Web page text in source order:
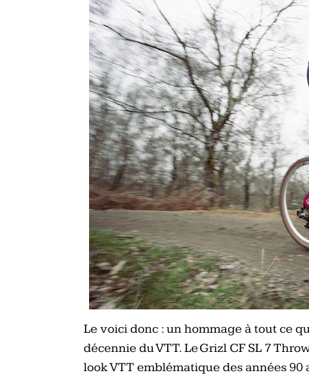
Le voici donc : un hommage à tout ce
décennie du VTT. Le Grizl CF SL 7
look VTT emblématique des années